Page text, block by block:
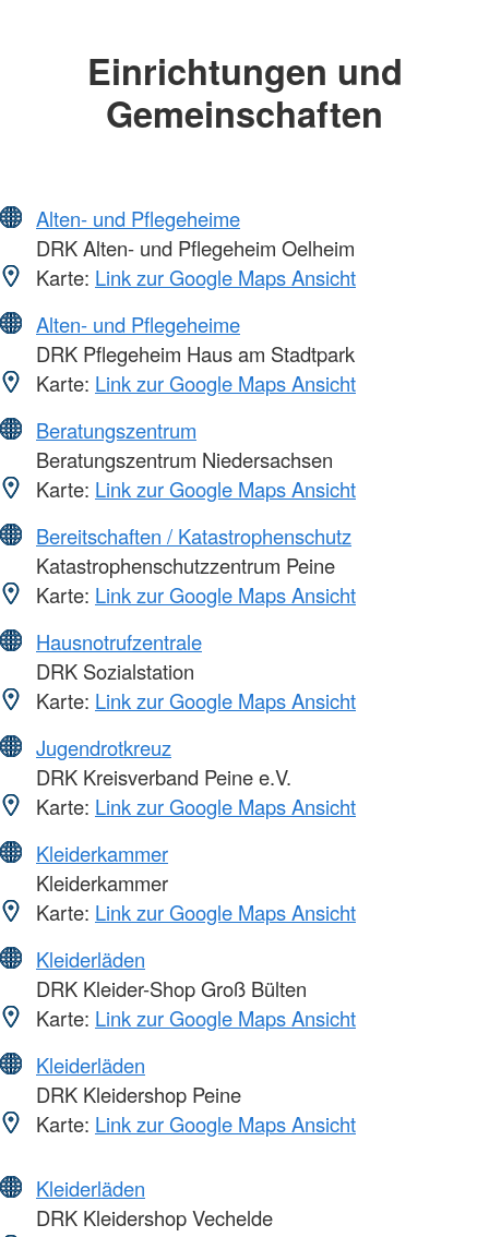
Einrichtungen und
Gemeinschaften
Alten- und Pflegeheime
DRK Alten- und Pflegeheim Oelheim
Karte: Link zur Google Maps Ansicht
Alten- und Pflegeheime
DRK Pflegeheim Haus am Stadtpark
Karte: Link zur Google Maps Ansicht
Beratungszentrum
Beratungszentrum Niedersachsen
Karte: Link zur Google Maps Ansicht
Bereitschaften / Katastrophenschutz
Katastrophenschutzzentrum Peine
Karte: Link zur Google Maps Ansicht
Hausnotrufzentrale
DRK Sozialstation
Karte: Link zur Google Maps Ansicht
Jugendrotkreuz
DRK Kreisverband Peine e.V.
Karte: Link zur Google Maps Ansicht
Kleiderkammer
Kleiderkammer
Karte: Link zur Google Maps Ansicht
Kleiderläden
DRK Kleider-Shop Groß Bülten
Karte: Link zur Google Maps Ansicht
Kleiderläden
DRK Kleidershop Peine
Karte: Link zur Google Maps Ansicht
Kleiderläden
DRK Kleidershop Vechelde